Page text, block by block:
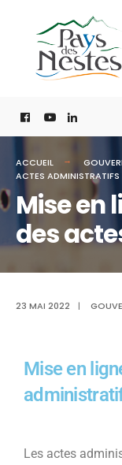
ACCUEIL
ACTES ADMINISTRATIFS
Mise en
des
23 MAI 2022 |
Mise en
Les actes